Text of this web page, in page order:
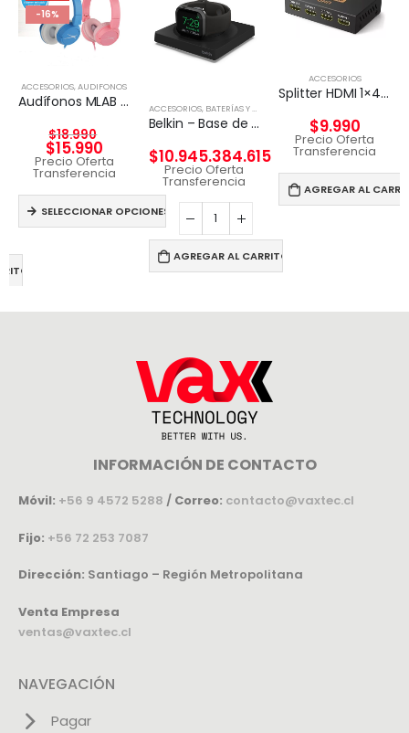
-16%
ACCESORIOS, AUDIFONOS
Audífonos MLAB KID FRIENDLY WIRED & HANDS FREE
$18.990
$15.990
Precio Oferta
Transferencia
SELECCIONAR OPCIONES
ACCESORIOS, BATERÍAS Y CARGADORES
Belkin – Base de carga inalámbrica – Fast Charge – negro – para Apple Watch
$10.945.384.615
Precio Oferta
Transferencia
AGREGAR AL CARRITO
ACCESORIOS
Splitter HDMI 1×4 4k UHD 2k Full HD c/fuente 4 pantallas
$9.990
Precio Oferta
Transferencia
AGREGAR AL
INFORMACIÓN DE CONTACTO
Móvil: +56 9 4572 5288 / Correo: contacto@vaxtec.cl
Fijo: +56 72 253 7087
Dirección: Santiago – Región Metropolitana
Venta Empresa
ventas@vaxtec.cl
NAVEGACIÓN
Pagar